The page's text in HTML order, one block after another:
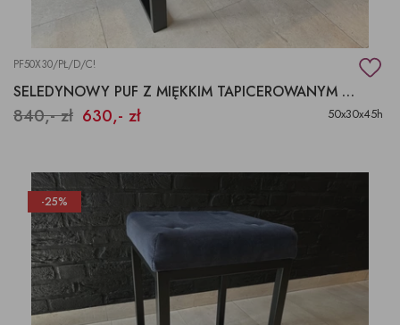
PF50X30/PŁ/D/C!
SELEDYNOWY PUF Z MIĘKKIM TAPICEROWANYM SIEDZISKIEM
840,- zł 630,- zł 50x30x45h
-25%